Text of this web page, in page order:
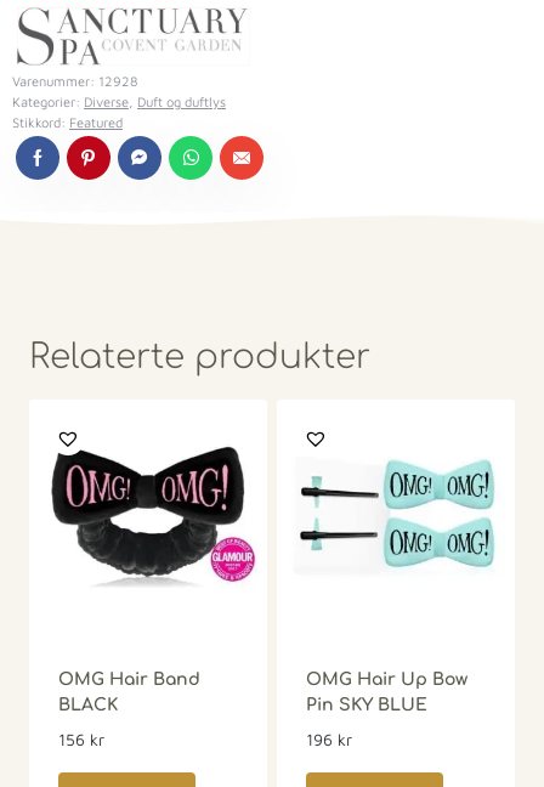
Varenummer: 12928
Kategorier: Diverse
Duft og duftlys
Stikkord: Featured
Relaterte produkter
OMG Hair Band
BLACK
156 kr
OMG Hair Up Bow
Pin SKY BLUE
196 kr